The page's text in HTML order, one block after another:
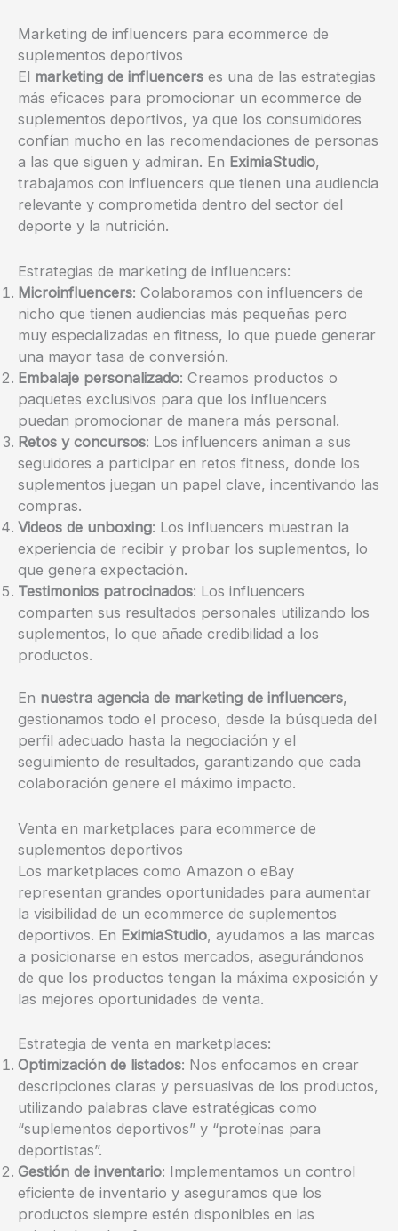
Marketing de influencers para ecommerce de
suplementos deportivos
El marketing de influencers es una de las estrategias
más eficaces para promocionar un ecommerce de
suplementos deportivos, ya que los consumidores
confían mucho en las recomendaciones de personas
a las que siguen y admiran. En EximiaStudio,
trabajamos con influencers que tienen una audiencia
relevante y comprometida dentro del sector del
deporte y la nutrición.
Estrategias de marketing de influencers:
Microinfluencers: Colaboramos con influencers de
nicho que tienen audiencias más pequeñas pero
muy especializadas en fitness, lo que puede generar
una mayor tasa de conversión.
Embalaje personalizado: Creamos productos o
paquetes exclusivos para que los influencers
puedan promocionar de manera más personal.
Retos y concursos: Los influencers animan a sus
seguidores a participar en retos fitness, donde los
suplementos juegan un papel clave, incentivando las
compras.
Videos de unboxing: Los influencers muestran la
experiencia de recibir y probar los suplementos, lo
que genera expectación.
Testimonios patrocinados: Los influencers
comparten sus resultados personales utilizando los
suplementos, lo que añade credibilidad a los
productos.
En nuestra agencia de marketing de influencers,
gestionamos todo el proceso, desde la búsqueda del
perfil adecuado hasta la negociación y el
seguimiento de resultados, garantizando que cada
colaboración genere el máximo impacto.
Venta en marketplaces para ecommerce de
suplementos deportivos
Los marketplaces como Amazon o eBay
representan grandes oportunidades para aumentar
la visibilidad de un ecommerce de suplementos
deportivos. En EximiaStudio, ayudamos a las marcas
a posicionarse en estos mercados, asegurándonos
de que los productos tengan la máxima exposición y
las mejores oportunidades de venta.
Estrategia de venta en marketplaces:
Optimización de listados: Nos enfocamos en crear
descripciones claras y persuasivas de los productos,
utilizando palabras clave estratégicas como
“suplementos deportivos” y “proteínas para
deportistas”.
Gestión de inventario: Implementamos un control
eficiente de inventario y aseguramos que los
productos siempre estén disponibles en las